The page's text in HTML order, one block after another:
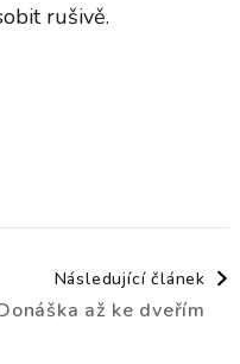
rušivě.
Následující článek
až ke dveřím